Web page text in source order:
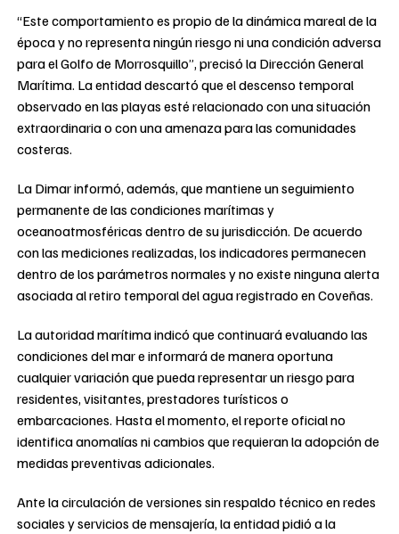
“Este comportamiento es propio de la dinámica mareal de la
época y no representa ningún riesgo ni una condición adversa
para el Golfo de Morrosquillo”, precisó la Dirección General
Marítima. La entidad descartó que el descenso temporal
observado en las playas esté relacionado con una situación
extraordinaria o con una amenaza para las comunidades
costeras.
La Dimar informó, además, que mantiene un seguimiento
permanente de las condiciones marítimas y
oceanoatmosféricas dentro de su jurisdicción. De acuerdo
con las mediciones realizadas, los indicadores permanecen
dentro de los parámetros normales y no existe ninguna alerta
asociada al retiro temporal del agua registrado en Coveñas.
La autoridad marítima indicó que continuará evaluando las
condiciones del mar e informará de manera oportuna
cualquier variación que pueda representar un riesgo para
residentes, visitantes, prestadores turísticos o
embarcaciones. Hasta el momento, el reporte oficial no
identifica anomalías ni cambios que requieran la adopción de
medidas preventivas adicionales.
Ante la circulación de versiones sin respaldo técnico en redes
sociales y servicios de mensajería, la entidad pidió a la